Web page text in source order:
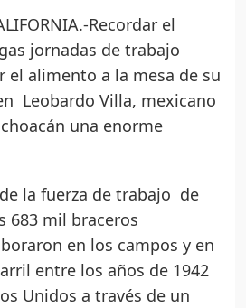
Recordar el
jornadas de trabajo
el alimento a la mesa de su
Leobardo Villa, mexicano
una enorme
la fuerza de trabajo de
683 mil braceros
en los campos y en
entre los años de 1942
Unidos a través de un